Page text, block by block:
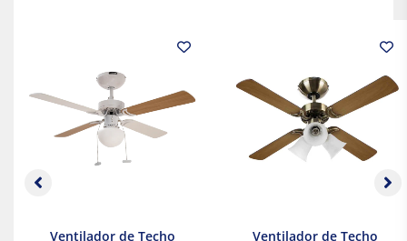
Ventilador de Techo Ventilador de Techo